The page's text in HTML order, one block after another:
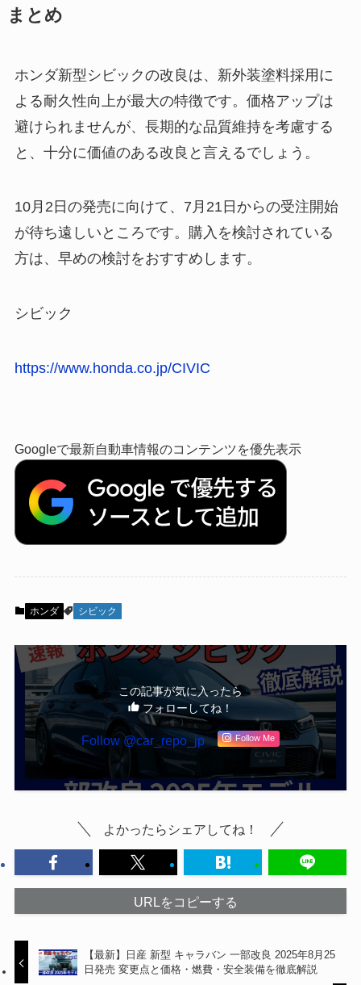
まとめ
ホンダ新型シビックの改良は、新外装塗料採用に
よる耐久性向上が最大の特徴です。価格アップは
避けられませんが、長期的な品質維持を考慮する
と、十分に価値のある改良と言えるでしょう。
10月2日の発売に向けて、7月21日からの受注開始
が待ち遠しいところです。購入を検討されている
方は、早めの検討をおすすめします。
シビック
https://www.honda.co.jp/CIVIC
Googleで最新自動車情報のコンテンツを優先表示
ホンダ シビック
この記事が気に入ったら
フォローしてね！
Follow @car_repo_jp Follow Me
よかったらシェアしてね！
URLをコピーする
【最新】日産 新型 キャラバン 一部改良 2025年8月25
日発売 変更点と価格・燃費・安全装備を徹底解説